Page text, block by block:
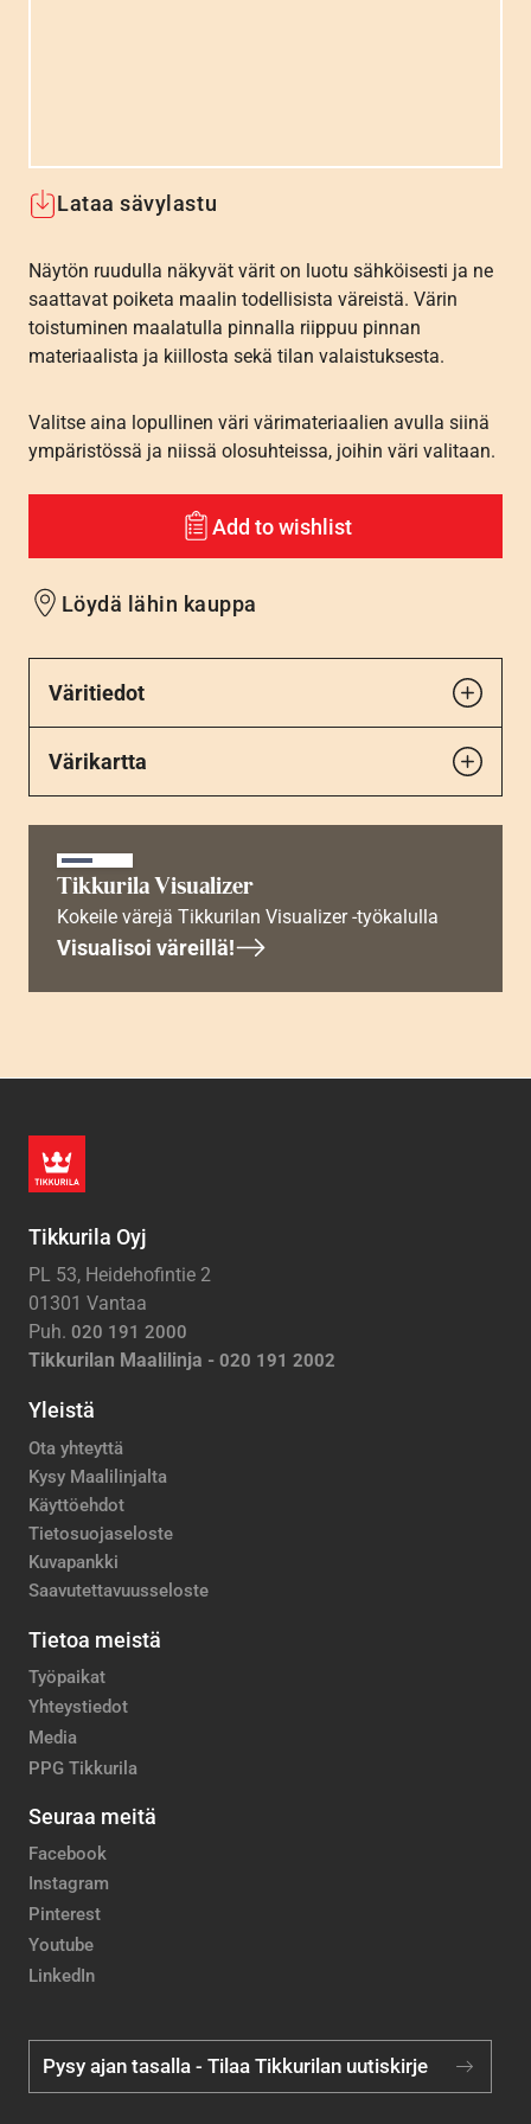
Lataa sävylastu
Näytön ruudulla näkyvät värit on luotu sähköisesti ja ne
saattavat poiketa maalin todellisista väreistä. Värin
toistuminen maalatulla pinnalla riippuu pinnan
materiaalista ja kiillosta sekä tilan valaistuksesta.
Valitse aina lopullinen väri värimateriaalien avulla siinä
ympäristössä ja niissä olosuhteissa, joihin väri valitaan.
Add to wishlist
Löydä lähin kauppa
Väritiedot
Värikartta
Tikkurila Visualizer
Kokeile värejä Tikkurilan Visualizer -työkalulla
Visualisoi väreillä!
Tikkurila Oyj
PL 53, Heidehofintie 2
01301 Vantaa
Puh. 020 191 2000
Tikkurilan Maalilinja - 020 191 2002
Yleistä
Ota yhteyttä
Kysy Maalilinjalta
Käyttöehdot
Tietosuojaseloste
Kuvapankki
Saavutettavuusseloste
Tietoa meistä
Työpaikat
Yhteystiedot
Media
PPG Tikkurila
Seuraa meitä
Facebook
Instagram
Pinterest
Youtube
LinkedIn
Pysy ajan tasalla - Tilaa Tikkurilan uutiskirje